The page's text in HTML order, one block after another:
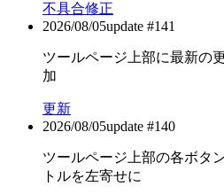
不具合修正
2026/08/05update #141
ツールページ上部に最新の
加
更新
2026/08/05update #140
ツールページ上部の各ボタ
トルを左寄せに